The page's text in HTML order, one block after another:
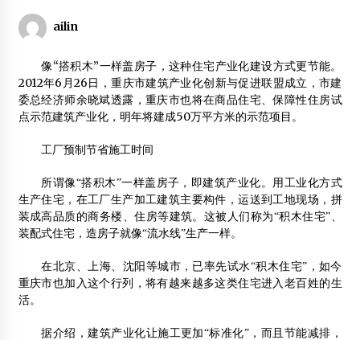
东莞市东大木业有限公司
中国木结构建筑“春天”来了
2015年10月27日
2012年4月21日
马炳坚：建筑应凸显民族性和地域情 远离奇怪建筑
2014年11月3日
“木结构+”诠释生态旅游新理念
【视频】木框架剪力墙结构施工新技术
2015中国木制品与木结构产业大会在邳州召开
ailin
像“搭积木”一样盖房子，这种住宅产业化建设方式更节能。
2012年6月26日，重庆市建筑产业化创新与促进联盟成立，市建
委总经济师余晓斌透露，重庆市也将在商品住宅、保障性住房试
点示范建筑产业化，明年将建成50万平方米的示范项目。
工厂预制节省施工时间
所谓像“搭积木”一样盖房子，即建筑产业化。用工业化方式
生产住宅，在工厂生产加工建筑主要构件，运送到工地现场，拼
装成高品质的商务楼、住房等建筑。这被人们称为“积木住宅”、
装配式住宅，造房子就像“流水线”生产一样。
在北京、上海、沈阳等城市，已率先试水“积木住宅”，如今
重庆市也加入这个行列，将有越来越多这类住宅进入老百姓的生
活。
据介绍，建筑产业化让施工更加“标准化”，而且节能减排，